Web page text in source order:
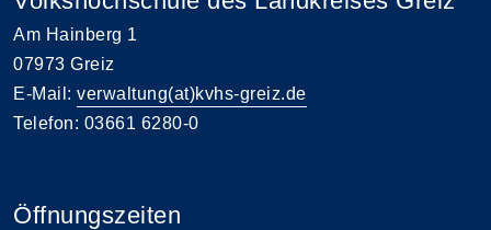
Am Hainberg 1
07973 Greiz
E-Mail: verwaltung(at)kvhs-greiz.de
Telefon: 03661 6280-0
Öffnungszeiten